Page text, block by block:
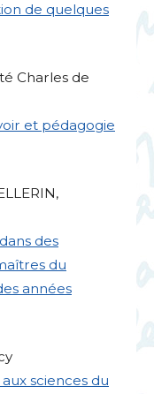
de quelques
Charles de
et pédagogie
,
des
du
années
sciences du